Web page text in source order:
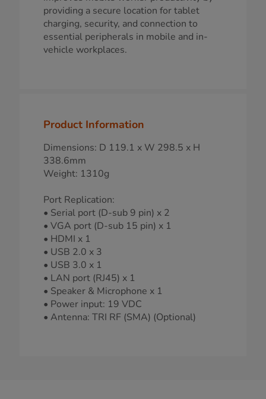
providing a secure location for tablet
charging, security, and connection to
essential peripherals in mobile and in-
vehicle workplaces.
Product Information
Dimensions: D 119.1 x W 298.5 x H
338.6mm
Weight: 1310g
Port Replication:
• Serial port (D-sub 9 pin) x 2
• VGA port (D-sub 15 pin) x 1
• HDMI x 1
• USB 2.0 x 3
• USB 3.0 x 1
• LAN port (RJ45) x 1
• Speaker & Microphone x 1
• Power input: 19 VDC
• Antenna: TRI RF (SMA) (Optional)